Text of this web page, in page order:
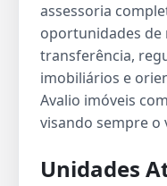
assessoria
oportunidades de
transferência,
imobiliários e
Avalio imóveis
visando sempre o
Unidades